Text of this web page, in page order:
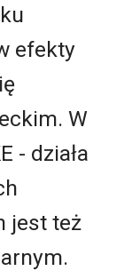
efekty
W
- działa
jest też